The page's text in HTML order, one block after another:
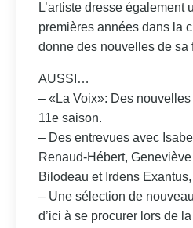
L’artiste dresse également
premières années dans la
donne des nouvelles de sa
AUSSI…
– «La Voix»: Des
11e saison.
– Des entrevues avec
Renaud-Hébert,
Bilodeau et Irdens
– Une sélection de
d’ici à se procurer lors de